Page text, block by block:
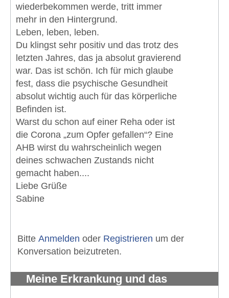
wiederbekommen werde, tritt immer
mehr in den Hintergrund.
Leben, leben, leben.
Du klingst sehr positiv und das trotz des
letzten Jahres, das ja absolut gravierend
war. Das ist schön. Ich für mich glaube
fest, dass die psychische Gesundheit
absolut wichtig auch für das körperliche
Befinden ist.
Warst du schon auf einer Reha oder ist
die Corona „zum Opfer gefallen“? Eine
AHB wirst du wahrscheinlich wegen
deines schwachen Zustands nicht
gemacht haben....
Liebe Grüße
Sabine
Bitte Anmelden oder Registrieren um der
Konversation beizutreten.
Meine Erkrankung und das